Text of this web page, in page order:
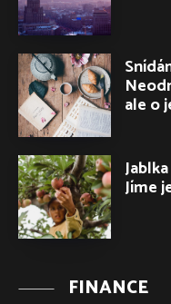
ale o
Jíme
FINANCE